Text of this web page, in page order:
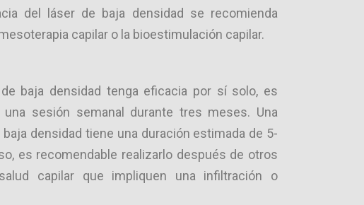
del láser de baja densidad se recomienda
capilar o la bioestimulación capilar.
baja densidad tenga eficacia por sí solo, es
una sesión semanal durante tres meses. Una
densidad tiene una duración estimada de 5-
es recomendable realizarlo después de otros
capilar que impliquen una infiltración o